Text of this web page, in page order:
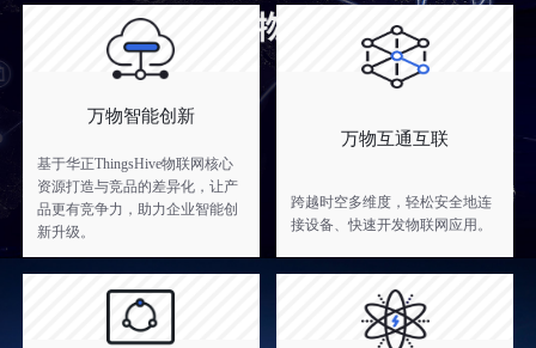
万物智能创新
基于华正ThingsHive物联网核心
资源打造与竞品的差异化，让产
品更有竞争力，助力企业智能创
新升级。
万物互通互联
跨越时空多维度，轻松安全地连
接设备、快速开发物联网应用。